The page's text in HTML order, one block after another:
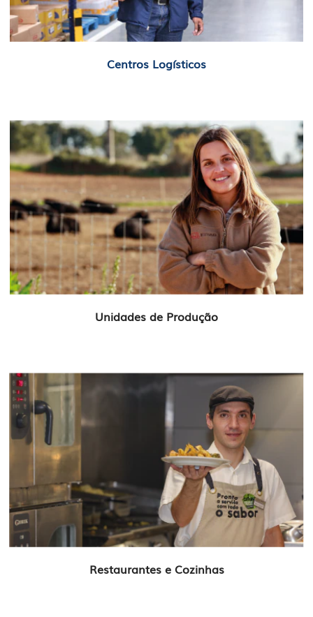
Centros Logísticos
Unidades de Produção
Restaurantes e Cozinhas